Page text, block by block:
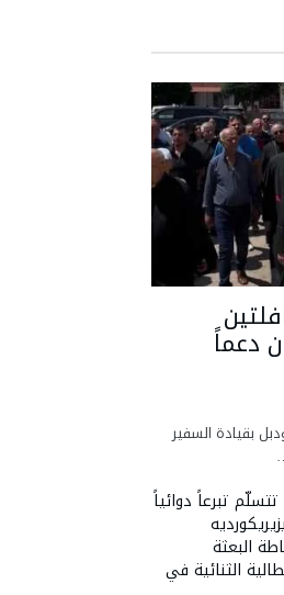
دعماً
بقيادة السفير
تبرعاً دوائياً
البعثة
الثنائية في